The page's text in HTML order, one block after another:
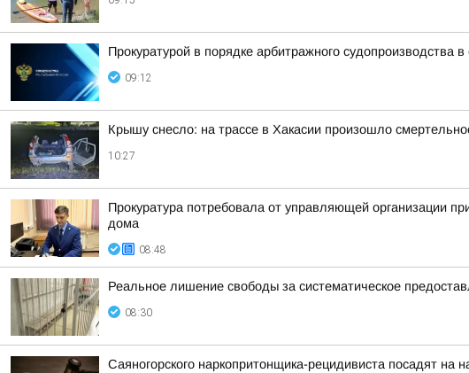
Прокуратурой в порядке арбитражного
09:12
Крышу снесло: на трассе в Хакасии произошло
10:27
Прокуратура потребовала от управляющей организации
дома
08:48
Реальное лишение свободы за систематическое
08:30
Саяногорского наркопритонщика-рецидивиста посадят на